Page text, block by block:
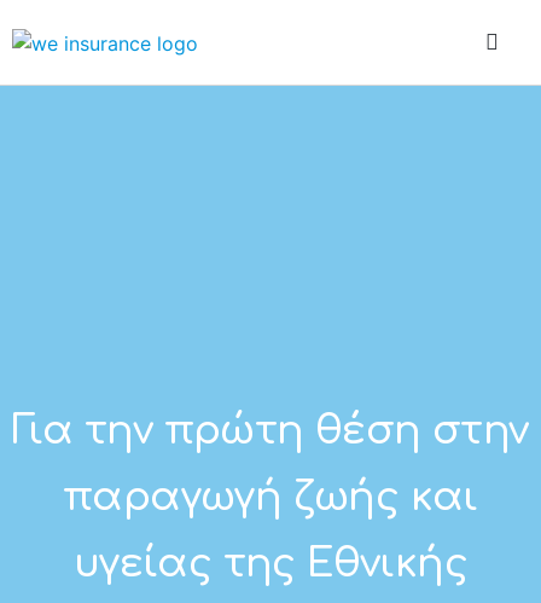
Για την πρώτη θέση στην
παραγωγή ζωής και
υγείας της Εθνικής